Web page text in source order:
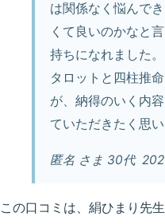
は関係なく悩んで
くて良いのかなと
持ちになれました。
タロットと四柱推
が、納得のいく内
ていただきたく思い
匿名 さま 30代
この口コミは、絹ひまり先